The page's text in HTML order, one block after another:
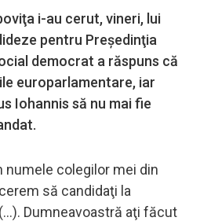
i-au cerut, vineri, lui
pentru Preşedinţia
democrat a răspuns că
europarlamentare, iar
Iohannis să nu mai fie
numele colegilor mei din
să candidaţi la
Dumneavoastră aţi făcut